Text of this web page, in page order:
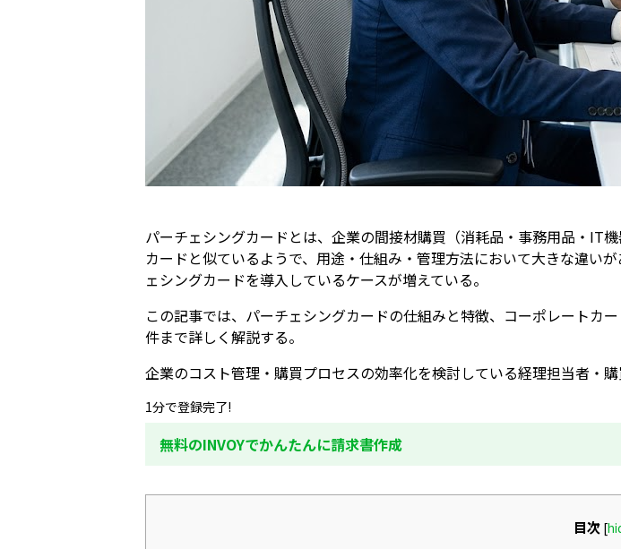
パーチェシングカードとは、企業の間接材購買（消耗品・事務用品・IT
カードと似ているようで、用途・仕組み・管理方法において大きな違い
ェシングカードを導入しているケースが増えている。
この記事では、パーチェシングカードの仕組みと特徴、コーポレートカ
件まで詳しく解説する。
企業のコスト管理・購買プロセスの効率化を検討している経理担当者・
1分で登録完了!
無料のINVOYでかんたんに請求書作成
目次 [